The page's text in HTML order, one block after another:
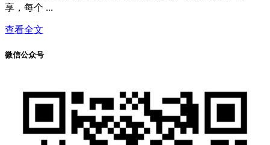
享，每个 ...
查看全文
微信公众号